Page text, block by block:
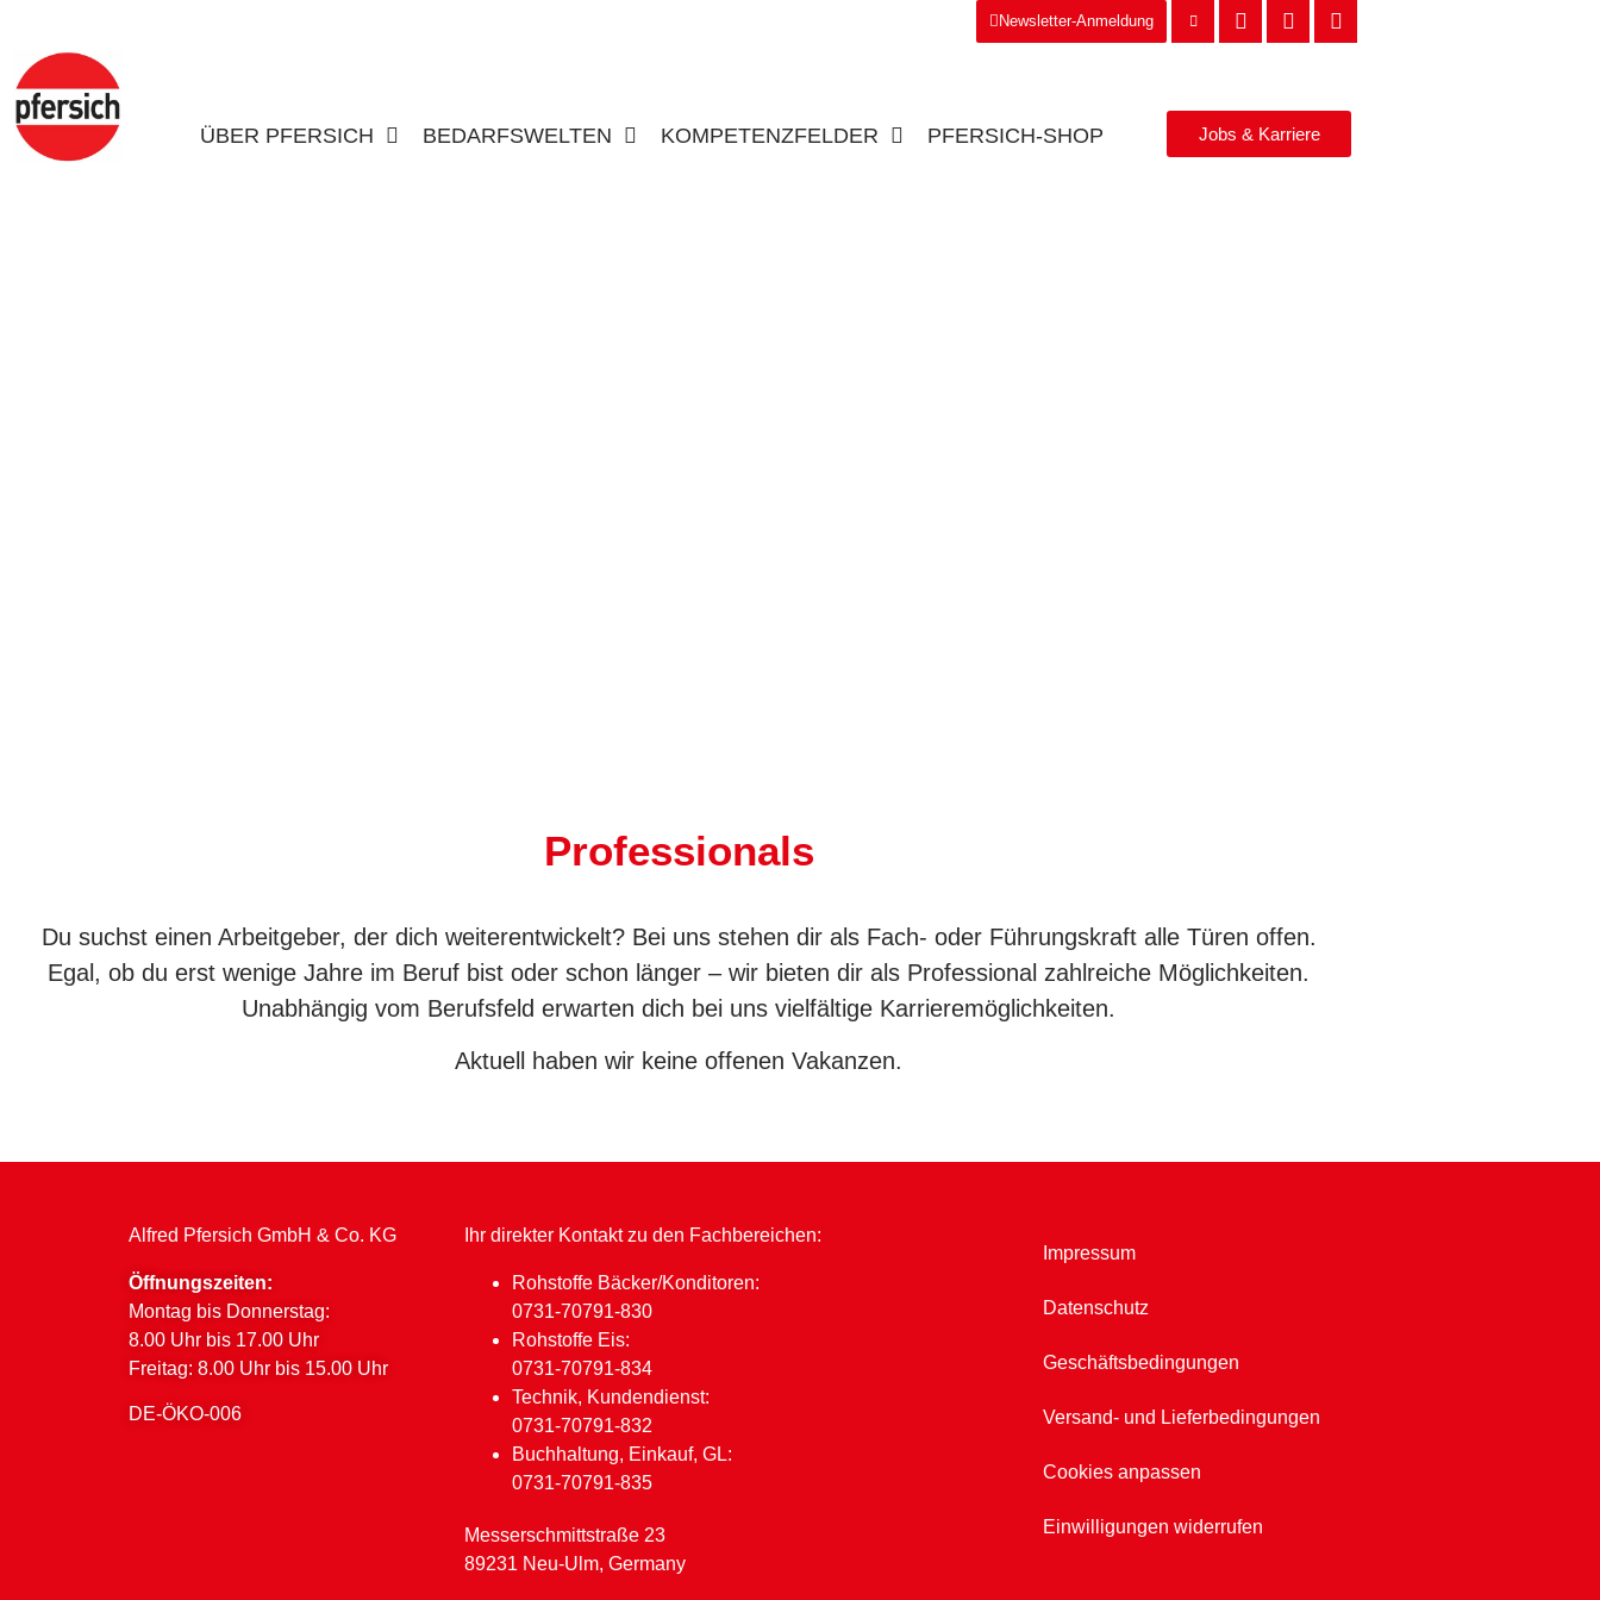
Newsletter-Anmeldung
ÜBER PFERSICH BEDARFSWELTEN KOMPETENZFELDER PFERSICH-SHOP Jobs & Karriere
Professionals
Du suchst einen Arbeitgeber, der dich weiterentwickelt? Bei uns stehen dir als Fach- oder Führungskraft alle Türen offen.
Egal, ob du erst wenige Jahre im Beruf bist oder schon länger – wir bieten dir als Professional zahlreiche Möglichkeiten.
Unabhängig vom Berufsfeld erwarten dich bei uns vielfältige Karrieremöglichkeiten.
Aktuell haben wir keine offenen Vakanzen.
Alfred Pfersich GmbH & Co. KG
Öffnungszeiten:
Montag bis Donnerstag:
8.00 Uhr bis 17.00 Uhr
Freitag: 8.00 Uhr bis 15.00 Uhr
DE-ÖKO-006
Ihr direkter Kontakt zu den Fachbereichen:
Rohstoffe Bäcker/Konditoren:
0731-70791-830
Rohstoffe Eis:
0731-70791-834
Technik, Kundendienst:
0731-70791-832
Buchhaltung, Einkauf, GL:
0731-70791-835
Messerschmittstraße 23
89231 Neu-Ulm, Germany
Impressum
Datenschutz
Geschäftsbedingungen
Versand- und Lieferbedingungen
Cookies anpassen
Einwilligungen widerrufen